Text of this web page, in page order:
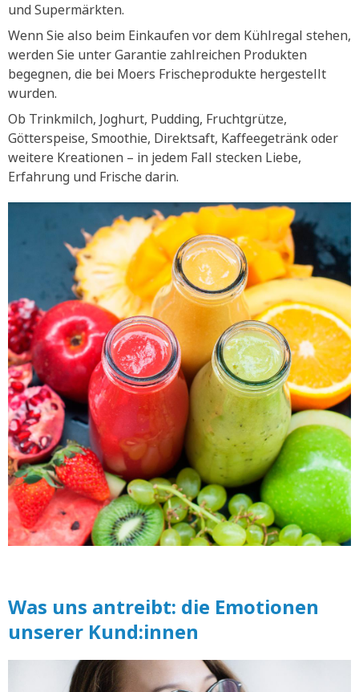
und Supermärkten.
Wenn Sie also beim Einkaufen vor dem Kühlregal stehen,
werden Sie unter Garantie zahlreichen Produkten
begegnen, die bei Moers Frischeprodukte hergestellt
wurden.
Ob Trinkmilch, Joghurt, Pudding, Fruchtgrütze,
Götterspeise, Smoothie, Direktsaft, Kaffeegetränk oder
weitere Kreationen – in jedem Fall stecken Liebe,
Erfahrung und Frische darin.
Was uns antreibt: die Emotionen
unserer Kund:innen